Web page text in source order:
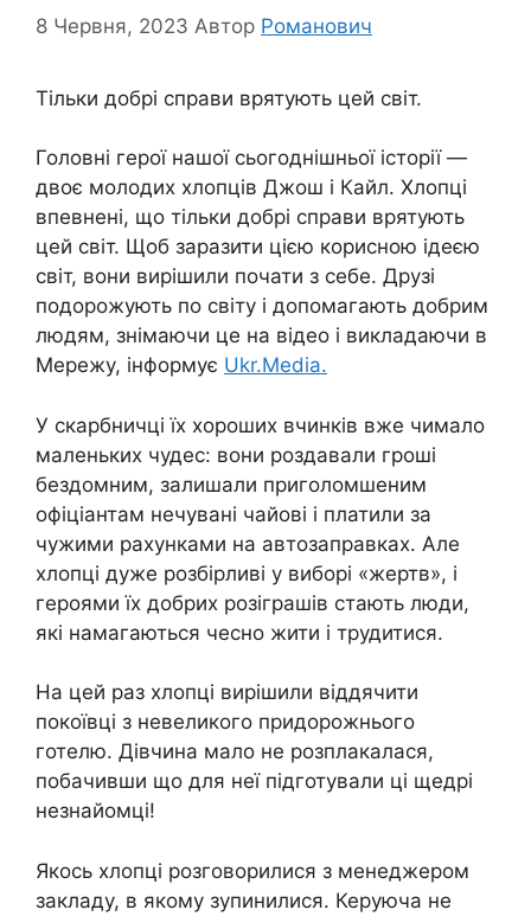
8 Червня, 2023 Автор Романович
Тільки добрі справи врятують цей світ.
Головні герої нашої сьогоднішньої історії —
двоє молодих хлопців Джош і Кайл. Хлопці
впевнені, що тільки добрі справи врятують
цей світ. Щоб заразити цією корисною ідеєю
світ, вони вирішили почати з себе. Друзі
подорожують по світу і допомагають добрим
людям, знімаючи це на відео і викладаючи в
Мережу, інформує Ukr.Media.
У скарбничці їх хороших вчинків вже чимало
маленьких чудес: вони роздавали гроші
бездомним, залишали приголомшеним
офіціантам нечувані чайові і платили за
чужими рахунками на автозаправках. Але
хлопці дуже розбірливі у виборі «жертв», і
героями їх добрих розіграшів стають люди,
які намагаються чесно жити і трудитися.
На цей раз хлопці вирішили віддячити
покоївці з невеликого придорожнього
готелю. Дівчина мало не розплакалася,
побачивши що для неї підготували ці щедрі
незнайомці!
Якось хлопці розговорилися з менеджером
закладу, в якому зупинилися. Керуюча не